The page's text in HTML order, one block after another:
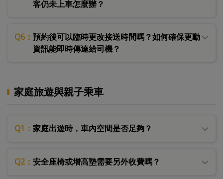
客仍未上車怎麼辦？
Q6： 預約後可以臨時更改接送時間嗎？如何確保更動
資訊能即時傳達給司機？
家庭旅遊與親子乘車
Q1： 家庭出遊時，車內空間是否足夠？
Q2： 安全座椅或增高墊需要另外收費嗎？